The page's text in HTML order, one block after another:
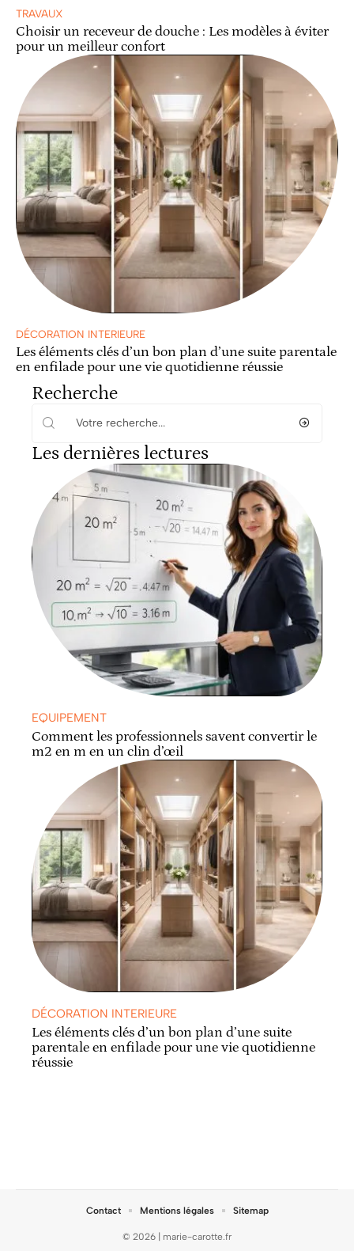
TRAVAUX
Choisir un receveur de douche : Les modèles à éviter
pour un meilleur confort
DÉCORATION INTERIEURE
Les éléments clés d’un bon plan d’une suite parentale
en enfilade pour une vie quotidienne réussie
Recherche
Les dernières lectures
EQUIPEMENT
Comment les professionnels savent convertir le
m2 en m en un clin d’œil
DÉCORATION INTERIEURE
Les éléments clés d’un bon plan d’une suite
parentale en enfilade pour une vie quotidienne
réussie
© 2026 | marie-carotte.fr
Contact Mentions légales Sitemap